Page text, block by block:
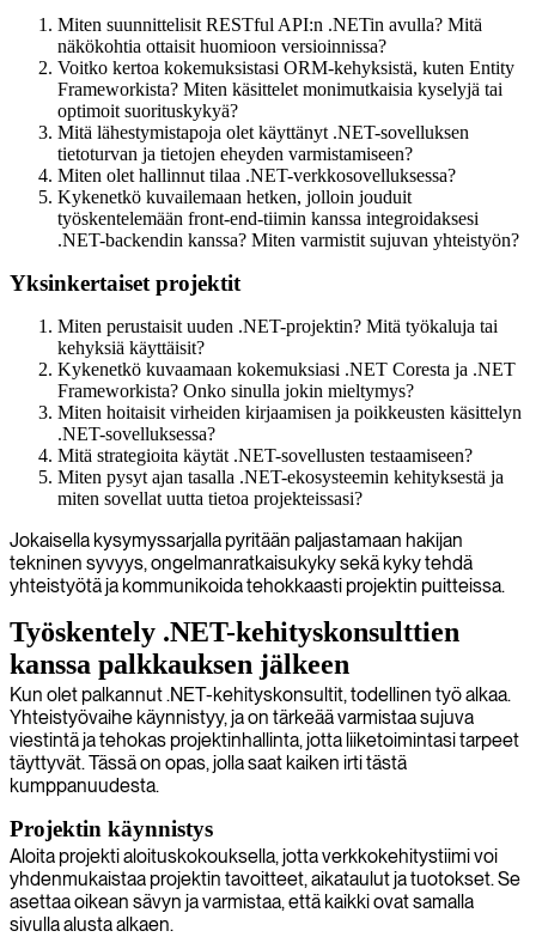
Miten suunnittelisit RESTful API:n .NETin avulla? Mitä
näkökohtia ottaisit huomioon versioinnissa?
Voitko kertoa kokemuksistasi ORM-kehyksistä, kuten Entity
Frameworkista? Miten käsittelet monimutkaisia kyselyjä tai
optimoit suorituskykyä?
Mitä lähestymistapoja olet käyttänyt .NET-sovelluksen
tietoturvan ja tietojen eheyden varmistamiseen?
Miten olet hallinnut tilaa .NET-verkkosovelluksessa?
Kykenetkö kuvailemaan hetken, jolloin jouduit
työskentelemään front-end-tiimin kanssa integroidaksesi
.NET-backendin kanssa? Miten varmistit sujuvan yhteistyön?
Yksinkertaiset projektit
Miten perustaisit uuden .NET-projektin? Mitä työkaluja tai
kehyksiä käyttäisit?
Kykenetkö kuvaamaan kokemuksiasi .NET Coresta ja .NET
Frameworkista? Onko sinulla jokin mieltymys?
Miten hoitaisit virheiden kirjaamisen ja poikkeusten käsittelyn
.NET-sovelluksessa?
Mitä strategioita käytät .NET-sovellusten testaamiseen?
Miten pysyt ajan tasalla .NET-ekosysteemin kehityksestä ja
miten sovellat uutta tietoa projekteissasi?
Jokaisella kysymyssarjalla pyritään paljastamaan hakijan
tekninen syvyys, ongelmanratkaisukyky sekä kyky tehdä
yhteistyötä ja kommunikoida tehokkaasti projektin puitteissa.
Työskentely .NET-kehityskonsulttien
kanssa palkkauksen jälkeen
Kun olet palkannut .NET-kehityskonsultit, todellinen työ alkaa.
Yhteistyövaihe käynnistyy, ja on tärkeää varmistaa sujuva
viestintä ja tehokas projektinhallinta, jotta liiketoimintasi tarpeet
täyttyvät. Tässä on opas, jolla saat kaiken irti tästä
kumppanuudesta.
Projektin käynnistys
Aloita projekti aloituskokouksella, jotta verkkokehitystiimi voi
yhdenmukaistaa projektin tavoitteet, aikataulut ja tuotokset. Se
asettaa oikean sävyn ja varmistaa, että kaikki ovat samalla
sivulla alusta alkaen.